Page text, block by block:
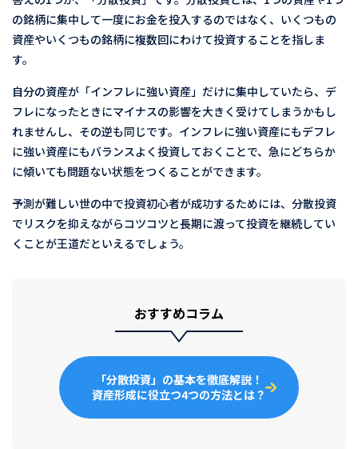
の銘柄に集中して一度にお金を投入するのではなく、いくつもの
資産やいくつもの銘柄に複数回にわけて投資することを指しま
す。
自分の資産が「インフレに強い資産」だけに集中していたら、デ
フレになったときにマイナスの影響を大きく受けてしまうかもし
れませんし、その逆も同じです。インフレに強い資産にもデフレ
に強い資産にもバランスよく投資しておくことで、急にどちらか
に傾いても問題ない状態をつくることができます。
予測が難しい世の中で投資初心者が成功するためには、分散投資
でリスクを抑えながらコツコツと長期に渡って投資を継続してい
くことが王道だといえるでしょう。
おすすめコラム
「分散投資」の基本を徹底解説！
資産形成に役立つ4つの方法とは？